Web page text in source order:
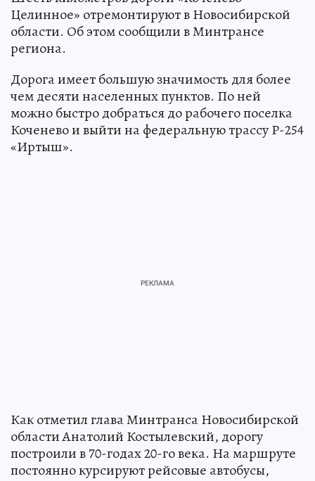
Шесть километров дороги «Коченево –
Целинное» отремонтируют в Новосибирской
области. Об этом сообщили в Минтрансе
региона.
Дорога имеет большую значимость для более
чем десяти населенных пунктов. По ней
можно быстро добраться до рабочего поселка
Коченево и выйти на федеральную трассу Р-254
«Иртыш».
Как отметил глава Минтранса Новосибирской
области Анатолий Костылевский, дорогу
построили в 70-годах 20-го века. На маршруте